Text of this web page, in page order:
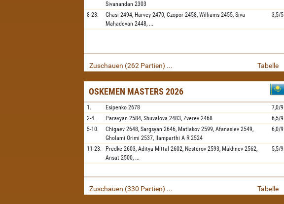
Sivanandan 2303
8-23. Ghasi 2494, Harvey 2470,Czopor 2458,Williams 2455,Siva
Mahadevan 2448, ...
3,5/5
Zuschauen (262 Partien) ... Tabelle
OSKEMEN MASTERS 2026
1. Esipenko 2678
7,0/9
2-4.
Paravyan 2584,Shuvalova 2483,Zverev 2468
6,5/9
5-10.
Chigaev 2648,Sargsyan 2646, Matlakov 2599,Afanasiev 2549,
Gholami Orimi 2537, Ilamparthi A R 2524
6,0/9
11-23. Predke 2603,Aditya Mittal 2602, Nesterov 2593, Makhnev 2562,
Ansat 2500, ...
5,5/9
Zuschauen (330 Partien) ... Tabelle